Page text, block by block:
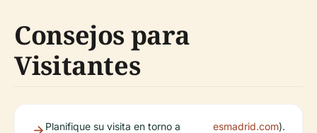
Consejos para
Visitantes
Planifique su visita en torno a
esmadrid.com).